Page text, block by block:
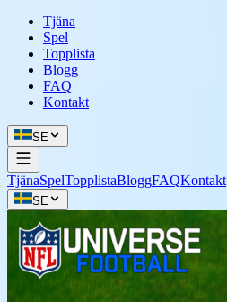
Tjäna
Spel
Topplista
Blogg
FAQ
Kontakt
SE
TjänaSpelTopplistaBloggFAQKontakt
SE